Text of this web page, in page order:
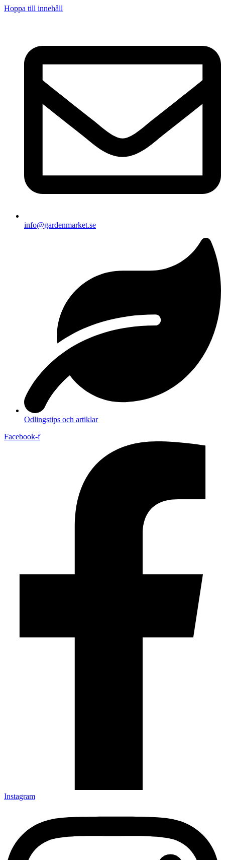
Hoppa till innehåll
info@gardenmarket.se
Odlingstips och artiklar
Facebook-f
Instagram